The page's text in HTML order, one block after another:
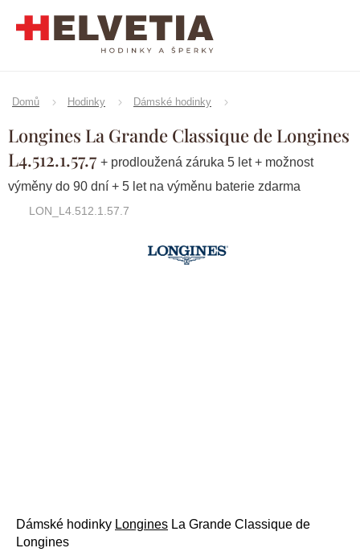
Domů Hodinky Dámské hodinky
Longines La Grande Classique de Longines
L4.512.1.57.7 + prodloužená záruka 5 let + možnost
výměny do 90 dní + 5 let na výměnu baterie zdarma
LON_L4.512.1.57.7
Značka:Longines
Dámské hodinky Longines La Grande Classique de
Longines